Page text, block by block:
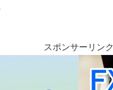
スポンサーリンク